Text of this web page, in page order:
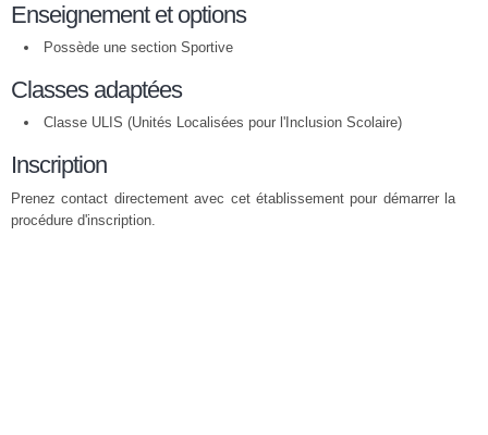
Enseignement et options
Possède une section Sportive
Classes adaptées
Classe ULIS (Unités Localisées pour l'Inclusion Scolaire)
Inscription
Prenez contact directement avec cet établissement pour démarrer la
procédure d'inscription.